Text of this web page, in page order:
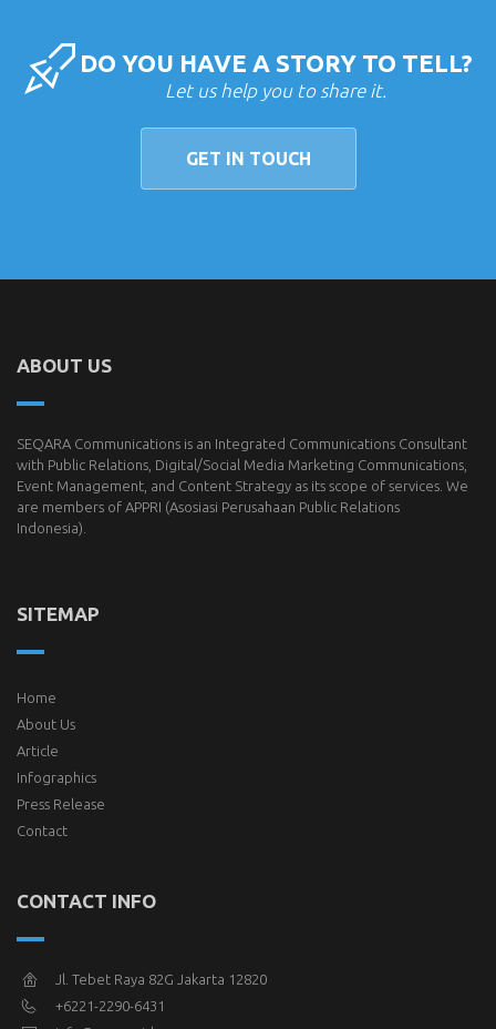
DO YOU HAVE A STORY TO TELL?
Let us help you to share it.
GET IN TOUCH
ABOUT US
SEQARA Communications is an Integrated Communications Consultant
with Public Relations, Digital/Social Media Marketing Communications,
Event Management, and Content Strategy as its scope of services. We
are members of APPRI (Asosiasi Perusahaan Public Relations
Indonesia).
SITEMAP
Home
About Us
Article
Infographics
Press Release
Contact
CONTACT INFO
Jl. Tebet Raya 82G Jakarta 12820
+6221-2290-6431